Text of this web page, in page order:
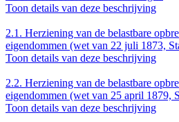
Toon details van deze beschrijving
2.1. Herziening van de belastbare
eigendommen (wet van 22 juli 1873,
Toon details van deze beschrijving
2.2. Herziening van de belastbare
eigendommen (wet van 25 april 1879,
Toon details van deze beschrijving